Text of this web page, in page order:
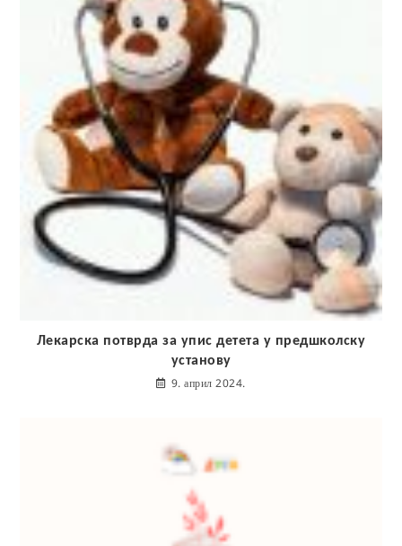
Лекарска потврда за упис детета у предшколску
установу
9. април 2024.